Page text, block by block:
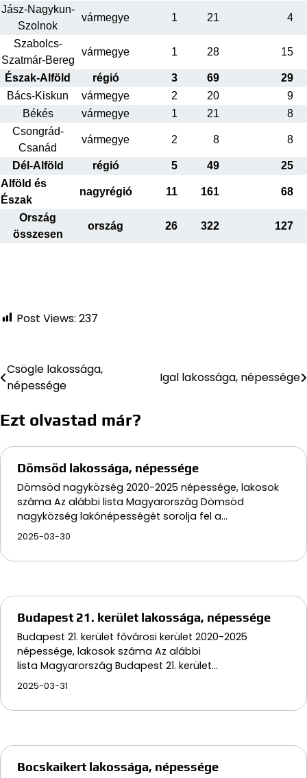
Jász-Nagykun-
Szolnok
vármegye 1 21 4
Szabolcs-
Szatmár-Bereg
vármegye 1 28 15
Észak-Alföld régió 3 69
29
Bács-Kiskun
vármegye 2 20
9
Békés
vármegye 1 21
8
Csongrád-
Csanád
vármegye 2 8 8
Dél-Alföld régió 5 49
25
Alföld és
Észak
nagyrégió 11 161 68
Ország
összesen
ország 26 322 127
Post Views: 237
Bejegyzés
navigáció
Csögle lakossága,
népessége
Igal lakossága, népessége
Ezt olvastad már?
Dömsöd lakossága, népessége
Dömsöd nagyközség 2020-2025 népessége, lakosok
száma Az alábbi lista Magyarország Dömsöd
nagyközség lakónépességét sorolja fel a…
2025-03-30
Budapest 21. kerület lakossága, népessége
Budapest 21. kerület fővárosi kerület 2020-2025
népessége, lakosok száma Az alábbi
lista Magyarország Budapest 21. kerület…
2025-03-31
Bocskaikert lakossága, népessége